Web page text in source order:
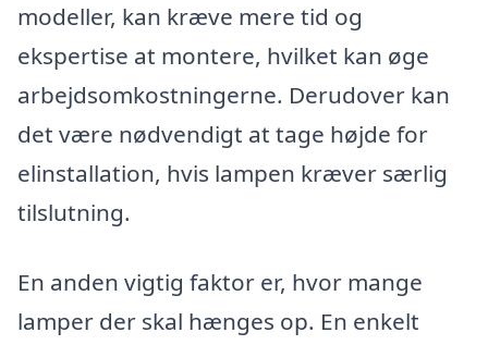
modeller, kan kræve mere tid og
ekspertise at montere, hvilket kan øge
arbejdsomkostningerne. Derudover kan
det være nødvendigt at tage højde for
elinstallation, hvis lampen kræver særlig
tilslutning.
En anden vigtig faktor er, hvor mange
lamper der skal hænges op. En enkelt